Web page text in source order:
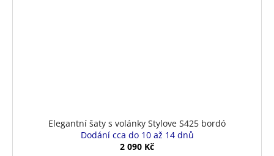
Elegantní šaty s volánky Stylove S425 bordó
Dodání cca do 10 až 14 dnů
2 090 Kč